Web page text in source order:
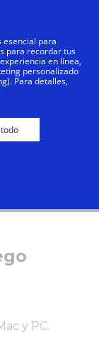
y PC.
esencial para
para recordar tus
en línea,
personalizado
Para detalles,